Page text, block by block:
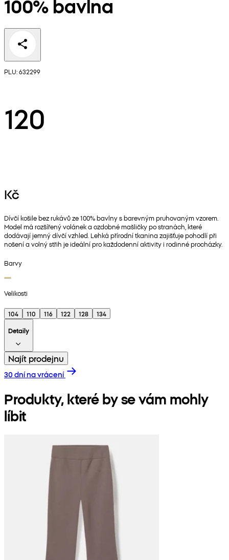
100% bavlna
PLU: 632299
120
Kč
Dívčí košile bez rukávů ze 100% bavlny s barevným pruhovaným vzorem.
Model má rozšířený volánek a ozdobné mašličky po stranách, které
dodávají jemný dívčí vzhled. Lehká přírodní tkanina zajišťuje pohodlí při
nošení a volný střih je ideální pro každodenní aktivity i rodinné procházky.
Barvy
Velikosti
104 110 116 122 128
134
Detaily
Najít prodejnu
30 dní na vrácení
Produkty, které by se vám mohly
líbit